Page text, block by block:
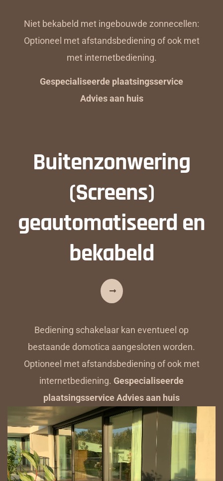
Niet bekabeld met ingebouwde zonnecellen:
Optioneel met afstandsbediening of ook met
met internetbediening.
Gespecialiseerde plaatsingsservice
Advies aan huis
Buitenzonwering
(Screens)
geautomatiseerd en
bekabeld
Bediening schakelaar kan eventueel op
bestaande domotica aangesloten worden.
Optioneel met afstandsbediening of ook met
internetbediening. Gespecialiseerde
plaatsingsservice Advies aan huis